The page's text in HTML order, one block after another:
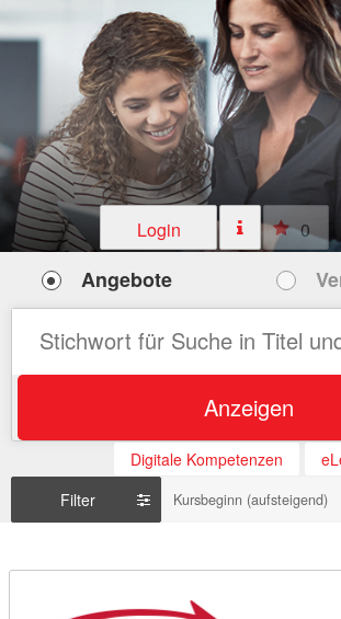
Login 0
Angebote
Anzeigen
Digitale Kompetenzen
Filter
Kursbeginn (aufsteigend)